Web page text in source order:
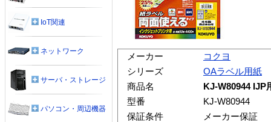
メーカー
コクヨ
シリーズ
OAラベル用紙
商品名
KJ-W80944 IJP
型番
KJ-W80944
保証条件
メーカー保証
IoT関連
ネットワーク
サーバ・ストレージ
パソコン・周辺機器